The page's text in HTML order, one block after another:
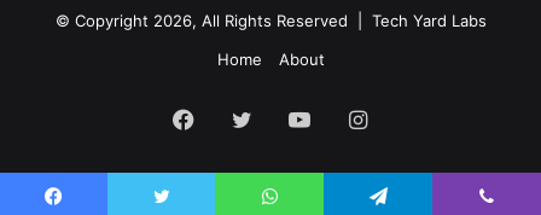
© Copyright 2026, All Rights Reserved | Tech Yard Labs
Home
About
Facebook
Twitter YouTubeInstagram